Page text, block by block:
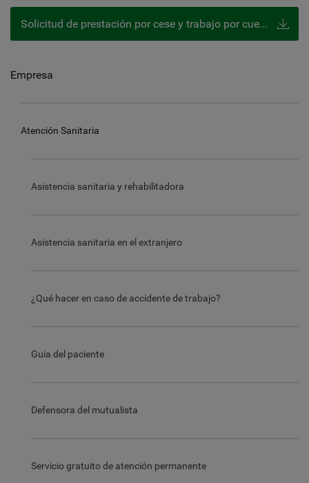
Solicitud de prestación por cese y trabajo por cuenta propia (art. 9 RDL 24-2020)
Empresa
Atención Sanitaria
Asistencia sanitaria y rehabilitadora
Asistencia sanitaria en el extranjero
¿Qué hacer en caso de accidente de trabajo?
Guia del paciente
Defensora del mutualista
Servicio gratuito de atención permanente